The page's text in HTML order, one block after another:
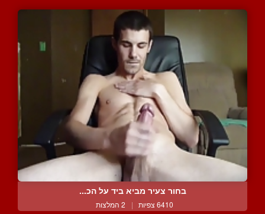
בחור צעיר מביא ביד על הכ...
6410 צפיות | 2 המלצות